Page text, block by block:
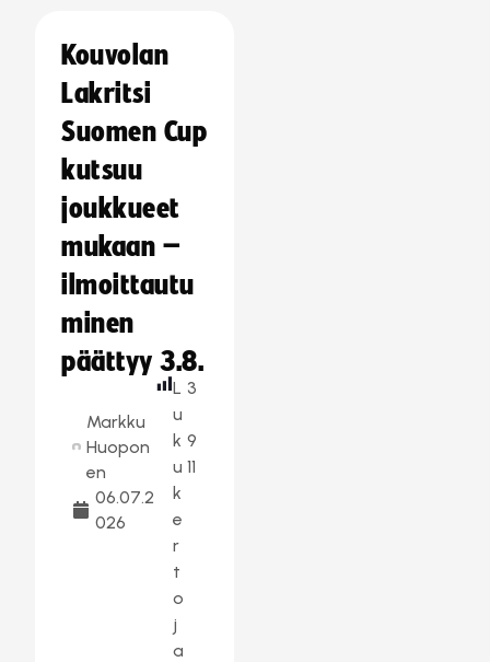
Kouvolan
Lakritsi
Suomen Cup
kutsuu
joukkueet
mukaan –
ilmoittautu
minen
päättyy 3.8.
Markku
Huopon
en
06.07.2
026
L
u
k
u
k
e
r
t
o
j
a
3
9
11